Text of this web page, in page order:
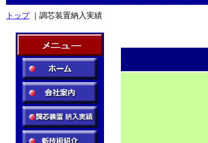
トップ｜調芯装置納入実績